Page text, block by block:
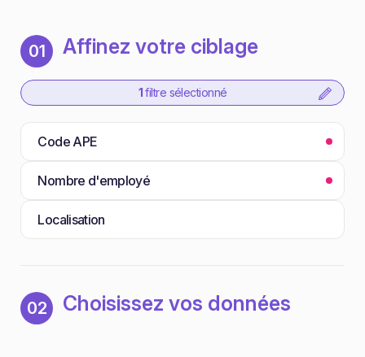
01 Affinez votre ciblage
1 filtre sélectionné
Code APE
Nombre d'employé
Localisation
02 Choisissez vos données